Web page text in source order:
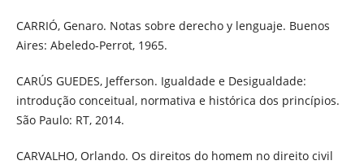
CARRIÓ, Genaro. Notas sobre derecho y lenguaje. Buenos
Aires: Abeledo-Perrot, 1965.
CARÚS GUEDES, Jefferson. Igualdade e Desigualdade:
introdução conceitual, normativa e histórica dos princípios.
São Paulo: RT, 2014.
CARVALHO, Orlando. Os direitos do homem no direito civil